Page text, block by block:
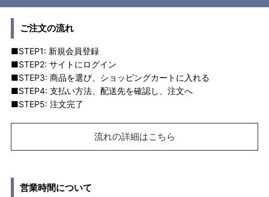
ご注文の流れ
■STEP1: 新規会員登録
■STEP2: サイトにログイン
■STEP3: 商品を選び、ショッピングカートに入れる
■STEP4: 支払い方法、配送先を確認し、注文へ
■STEP5: 注文完了
流れの詳細はこちら
営業時間について